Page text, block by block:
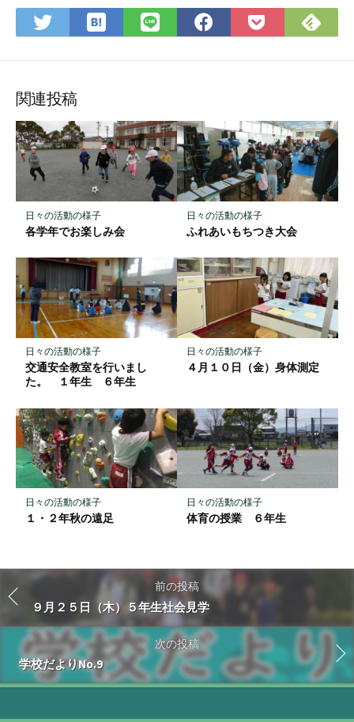
Twitter
で
ア
は
て
ク
マ
ー
ク
に
存
LINE
で
Facebook
で
Pocket
に
で
関連投稿
日々の活動の様子
各学年でお楽しみ会
日々の活動の様子
ふれあいもちつき大会
日々の活動の様子
交通安全教室を行いまし
た。 １年生 ６年生
日々の活動の様子
４月１０日（金）身体測定
日々の活動の様子
１・２年秋の遠足
日々の活動の様子
体育の授業 ６年生
前の投稿
９月２５日（木）５年生社会見学
次の投稿
学校だよりNo.9